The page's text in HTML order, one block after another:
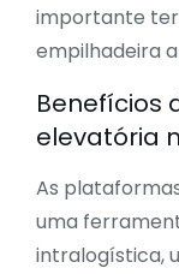
importante
empilhadeira
Benefícios
elevatória
As plataform
uma
intralogística,